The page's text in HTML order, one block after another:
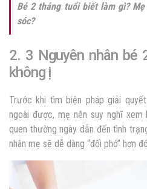
Bé 2 tháng tuổi biết làm gì?
sóc?
2. 3 Nguyên nhân bé
không ị
Trước khi tìm biện pháp giải
ngoài được, mẹ nên suy nghĩ xem
quen thường ngày dẫn đến tình
nhân mẹ sẽ dễ dàng “đối phó” hơn